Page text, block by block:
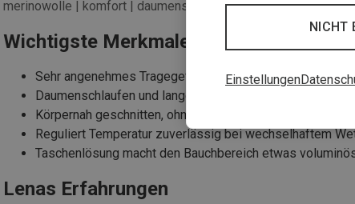
merinowolle | komfort | daumenschlaufe
Wichtigste Merkmale
Sehr angenehmes Tragegefühl dank Merinowolle
Daumenschlaufen und lange Ärmel für extra Komfort
Körpernah geschnitten, ohne einzuengen
Reguliert Temperatur zuverlässig bei wechselhaftem
Taschenlösung macht den Bauchbereich etwas
Lenas Erfahrungen
NICHT
Einstellungen